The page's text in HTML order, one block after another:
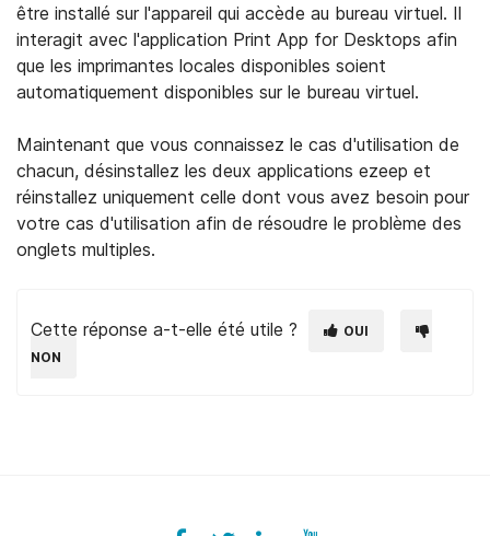
être installé sur l'appareil qui accède au bureau virtuel. Il
interagit avec l'application Print App for Desktops afin
que les imprimantes locales disponibles soient
automatiquement disponibles sur le bureau virtuel.
Maintenant que vous connaissez le cas d'utilisation de
chacun, désinstallez les deux applications ezeep et
réinstallez uniquement celle dont vous avez besoin pour
votre cas d'utilisation afin de résoudre le problème des
onglets multiples.
Cette réponse a-t-elle été utile ?
OUI
NON